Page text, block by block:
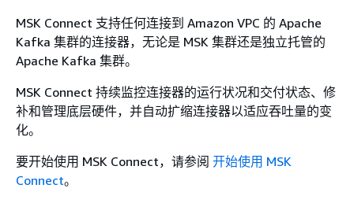
MSK Connect 支持任何连接到 Amazon VPC 的 Apache
Kafka 集群的连接器，无论是 MSK 集群还是独立托管的
Apache Kafka 集群。
MSK Connect 持续监控连接器的运行状况和交付状态、修
补和管理底层硬件，并自动扩缩连接器以适应吞吐量的变
化。
要开始使用 MSK Connect，请参阅 开始使用 MSK
Connect。